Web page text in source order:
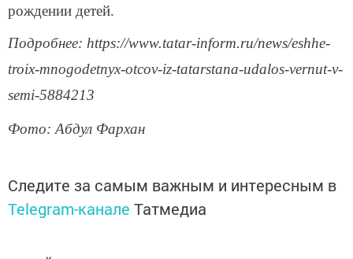
рождении детей.
Подробнее: https://www.tatar-inform.ru/news/eshhe-
troix-mnogodetnyx-otcov-iz-tatarstana-udalos-vernut-v-
semi-5884213
Фото: Абдул Фархан
Следите за самым важным и интересным в
Telegram-канале Татмедиа